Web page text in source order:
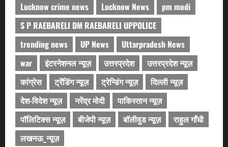
Lucknow crime news
Lucknow News
pm modi
S P RAEBARELI DM RAEBARELI UPPOLICE
trending news
UP News
Uttarpradesh News
war
इंटरनेशनल न्यूज़ उत्तरप्रदेश
उत्तरप्रदेश न्यूज़
कांग्रेस
ट्रेंडिंग न्यूज़ ट्रेन्डिंग न्यूज़
दिल्ली न्यूज़
देश-विदेश न्यूज़
नरेंद्र मोदी
पाकिस्तान न्यूज़
पॉलिटिक्स न्यूज़
बीजेपी न्यूज़ बॉलीवुड न्यूज़
राहुल गाँधी
लखनऊ_न्यूज़